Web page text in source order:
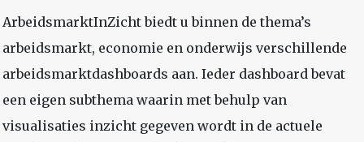
ArbeidsmarktInZicht biedt u binnen de thema’s
arbeidsmarkt, economie en onderwijs verschillende
arbeidsmarktdashboards aan. Ieder dashboard bevat
een eigen subthema waarin met behulp van
visualisaties inzicht gegeven wordt in de actuele